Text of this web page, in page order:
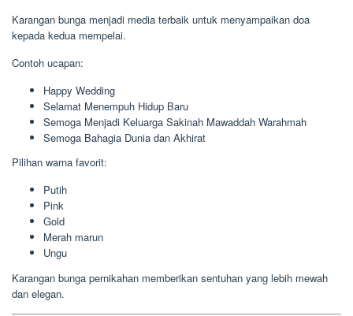
Karangan bunga menjadi media terbaik untuk menyampaikan doa
kepada kedua mempelai.
Contoh ucapan:
Happy Wedding
Selamat Menempuh Hidup Baru
Semoga Menjadi Keluarga Sakinah Mawaddah Warahmah
Semoga Bahagia Dunia dan Akhirat
Pilihan warna favorit:
Putih
Pink
Gold
Merah marun
Ungu
Karangan bunga pernikahan memberikan sentuhan yang lebih mewah
dan elegan.